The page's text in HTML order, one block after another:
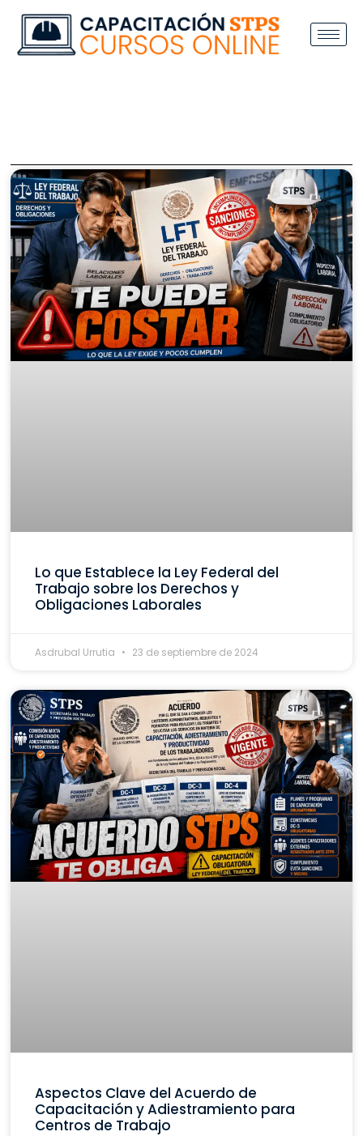
Lo que Establece la Ley Federal del
Trabajo sobre los Derechos y
Obligaciones Laborales
Asdrubal Urrutia 23 de septiembre de 2024
Aspectos Clave del Acuerdo de
Capacitación y Adiestramiento para
Centros de Trabajo